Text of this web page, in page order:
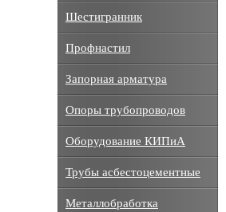
Шестигранник
Профнастил
Запорная арматура
Опоры трубопроводов
Оборудование КИПиА
Трубы асбестоцементные
Металлобработка